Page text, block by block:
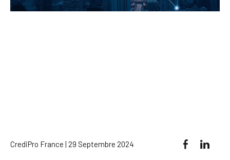
CrediPro France | 29 Septembre 2024